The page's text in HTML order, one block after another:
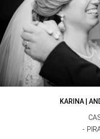
KARINA |